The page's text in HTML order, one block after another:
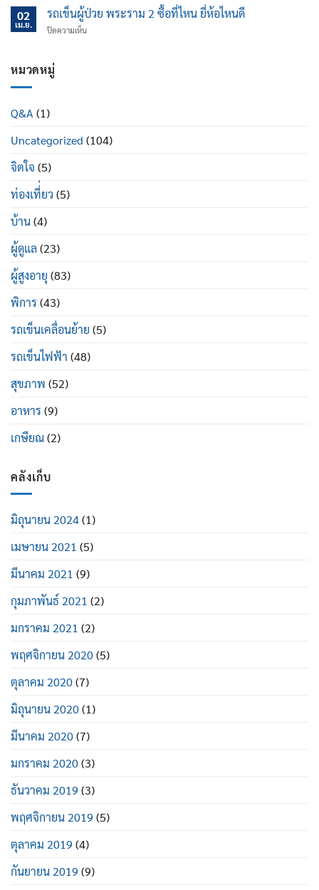
ไหน
นอน
นอน
ช่วย
ป้องกัน
ข้อ
บ้าง
02
เม.ย.
รถเข็นผู้ป่วย พระราม 2 ซื้อที่ไหน ยี่ห้อไหนดี
ปิดความเห็นบน
ยี่ห้อ
หมวดหมู่
Q&A (1)
Uncategorized (104)
จิตใจ (5)
ท่องเที่่ยว (5)
บ้าน(4)
ผู้ดูแล (23)
ผู้สูงอายุ (83)
พิการ (43)
รถเข็นเคลื่อนย้าย (5)
รถเข็นไฟฟ้า (48)
สุขภาพ (52)
อาหาร (9)
เกษียณ(2)
คลังเก็บ
มิถุนายน 2024(1)
เมษายน 2021 (5)
มีนาคม 2021 (9)
กุมภาพันธ์ 2021 (2)
มกราคม 2021 (2)
พฤศจิกายน 2020(5)
ตุลาคม 2020(7)
มิถุนายน 2020(1)
มีนาคม 2020(7)
มกราคม 2020(3)
ธันวาคม 2019 (3)
พฤศจิกายน 2019 (5)
ตุลาคม 2019 (4)
กันยายน 2019 (9)